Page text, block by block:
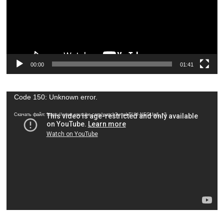
00:00 01:41
Видеоплеер
Code 150: Unknown error.
Скачать файл: https://www.youtube.com/watch?v=wkTUU-NEGUg&_=3